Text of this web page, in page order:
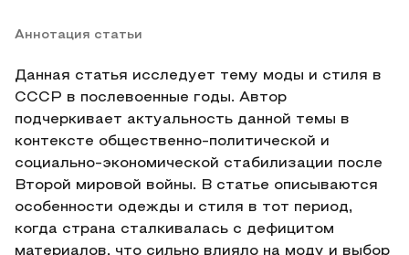
Аннотация статьи
Данная статья исследует тему моды и стиля в
СССР в послевоенные годы. Автор
подчеркивает актуальность данной темы в
контексте общественно-политической и
социально-экономической стабилизации после
Второй мировой войны. В статье описываются
особенности одежды и стиля в тот период,
когда страна сталкивалась с дефицитом
материалов, что сильно влияло на моду и выбор